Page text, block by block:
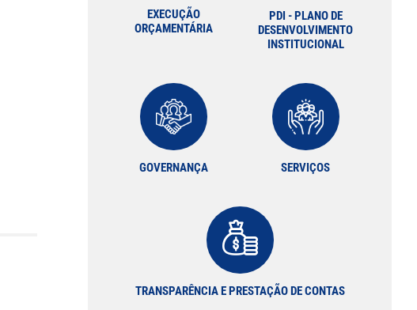
EXECUÇÃO
ORÇAMENTÁRIA
PDI - PLANO DE
DESENVOLVIMENTO
INSTITUCIONAL
GOVERNANÇA SERVIÇOS
TRANSPARÊNCIA E PRESTAÇÃO DE CONTAS